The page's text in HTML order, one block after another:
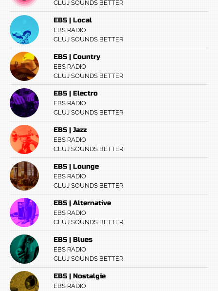
CLUJ SOUNDS BETTER
EBS | Local
EBS RADIO
CLUJ SOUNDS BETTER
EBS | Country
EBS RADIO
CLUJ SOUNDS BETTER
EBS | Electro
EBS RADIO
CLUJ SOUNDS BETTER
EBS | Jazz
EBS RADIO
CLUJ SOUNDS BETTER
EBS | Lounge
EBS RADIO
CLUJ SOUNDS BETTER
EBS | Alternative
EBS RADIO
CLUJ SOUNDS BETTER
EBS | Blues
EBS RADIO
CLUJ SOUNDS BETTER
EBS | Nostalgie
EBS RADIO